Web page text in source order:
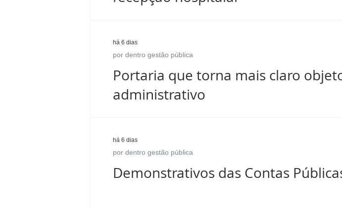
Portaria que torna mais claro
administrativo
por dentro gestão pública
há 6 dias
Demonstrativos das Contas
por dentro gestão pública
há 6 dias